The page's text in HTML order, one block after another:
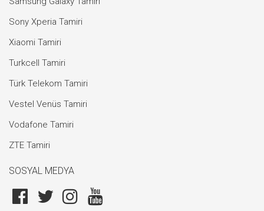
Sony Xperia Tamiri
Xiaomi Tamiri
Turkcell Tamiri
Türk Telekom Tamiri
Vestel Venüs Tamiri
Vodafone Tamiri
ZTE Tamiri
SOSYAL MEDYA